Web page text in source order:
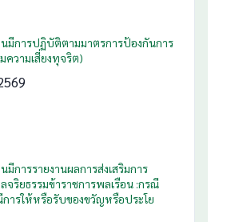
นมีการปฏิบัติตามมาตรการป้องกันการ
วามเสี่ยงทุจริต)
มีการรายงานผลการส่งเสริมการ
ริยธรรมข้าราชการพลเรือน :กรณี
การให้หรือรับของขวัญหรือประโย